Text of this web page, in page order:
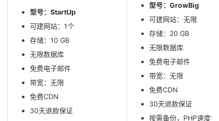
型号：StartUp
可建网站：1个
存储：10 GB
无限数据库
免费电子邮件
带宽：无限
免费CDN
30天退款保证
型号：GrowBig
可建网站：无限
存储：20 GB
无限数据库
免费电子邮件
带宽：无限
免费CDN
30天退款保证
按需备份，PHP速度